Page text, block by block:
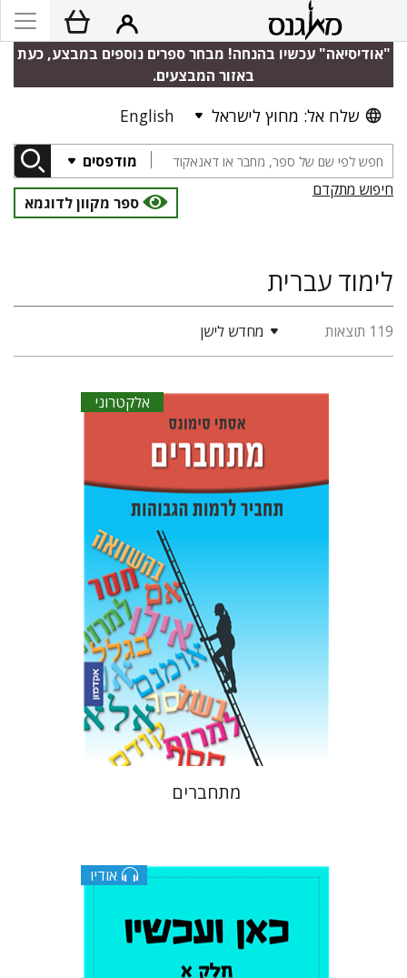
"אודיסיאה" עכשיו בהנחה! מבחר ספרים נוספים במבצע, כעת
באזור המבצעים.
שלח אל: מחוץ לישראל English
מודפסים
חיפוש מתקדם
ספר מקוון לדוגמא
לימוד עברית
119 תוצאות מחדש לישן
אלקטרוני
אסתר סימונס
הנחת אתר ספר אלקטרוני
$16
מתחברים
אודיו
תמר רכניץ